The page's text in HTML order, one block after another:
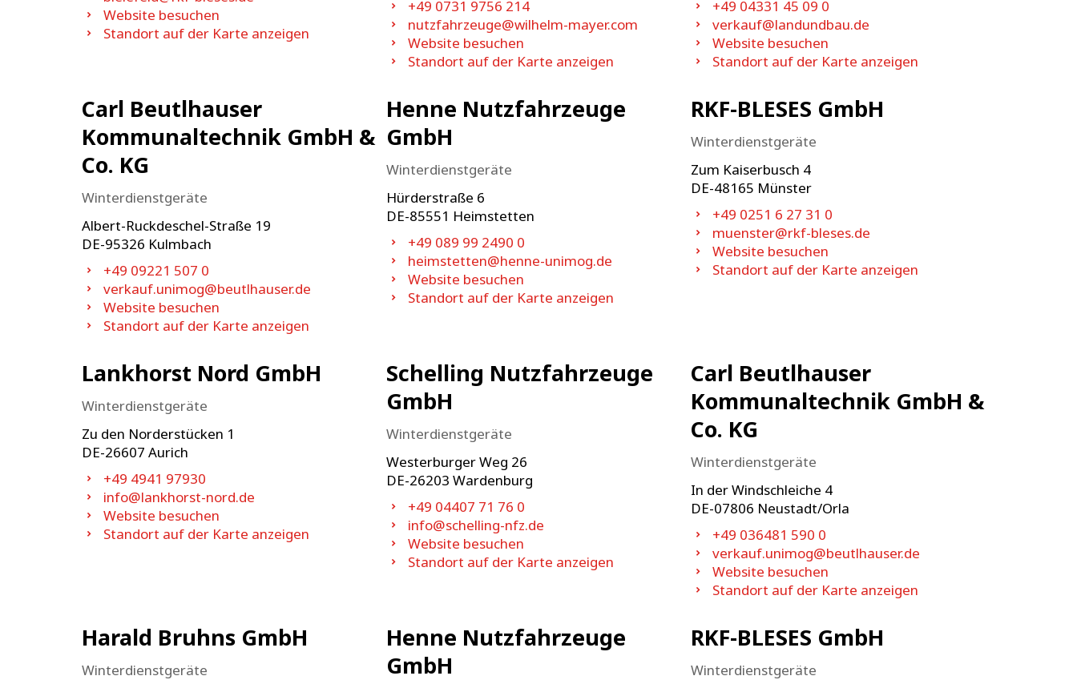
Website besuchen
Standort auf der Karte anzeigen
+49 0731 9756 214
nutzfahrzeuge@wilhelm-mayer.com
Website besuchen
Standort auf der Karte anzeigen
+49 04331 45 09 0
verkauf@landundbau.de
Website besuchen
Standort auf der Karte anzeigen
Carl Beutlhauser
Kommunaltechnik GmbH &
Co. KG
Winterdienstgeräte
Albert-Ruckdeschel-Straße 19
DE-95326 Kulmbach
+49 09221 507 0
verkauf.unimog@beutlhauser.de
Website besuchen
Standort auf der Karte anzeigen
Henne Nutzfahrzeuge
GmbH
Winterdienstgeräte
Hürderstraße 6
DE-85551 Heimstetten
+49 089 99 2490 0
heimstetten@henne-unimog.de
Website besuchen
Standort auf der Karte anzeigen
RKF-BLESES GmbH
Winterdienstgeräte
Zum Kaiserbusch 4
DE-48165 Münster
+49 0251 6 27 31 0
muenster@rkf-bleses.de
Website besuchen
Standort auf der Karte anzeigen
Lankhorst Nord GmbH
Winterdienstgeräte
Zu den Norderstücken 1
DE-26607 Aurich
+49 4941 97930
info@lankhorst-nord.de
Website besuchen
Standort auf der Karte anzeigen
Schelling Nutzfahrzeuge
GmbH
Winterdienstgeräte
Westerburger Weg 26
DE-26203 Wardenburg
+49 04407 71 76 0
info@schelling-nfz.de
Website besuchen
Standort auf der Karte anzeigen
Carl Beutlhauser
Kommunaltechnik GmbH &
Co. KG
Winterdienstgeräte
In der Windschleiche 4
DE-07806 Neustadt/Orla
+49 036481 590 0
verkauf.unimog@beutlhauser.de
Website besuchen
Standort auf der Karte anzeigen
Harald Bruhns GmbH
Winterdienstgeräte
Henne Nutzfahrzeuge
GmbH
RKF-BLESES GmbH
Winterdienstgeräte